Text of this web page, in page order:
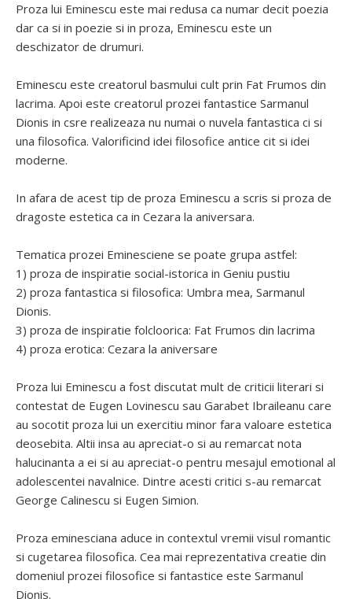
Proza lui Eminescu este mai redusa ca numar decit poezia
dar ca si in poezie si in proza, Eminescu este un
deschizator de drumuri.
Eminescu este creatorul basmului cult prin Fat Frumos din
lacrima. Apoi este creatorul prozei fantastice Sarmanul
Dionis in csre realizeaza nu numai o nuvela fantastica ci si
una filosofica. Valorificind idei filosofice antice cit si idei
moderne.
In afara de acest tip de proza Eminescu a scris si proza de
dragoste estetica ca in Cezara la aniversara.
Tematica prozei Eminesciene se poate grupa astfel:
1) proza de inspiratie social-istorica in Geniu pustiu
2) proza fantastica si filosofica: Umbra mea, Sarmanul
Dionis.
3) proza de inspiratie folcloorica: Fat Frumos din lacrima
4) proza erotica: Cezara la aniversare
Proza lui Eminescu a fost discutat mult de criticii literari si
contestat de Eugen Lovinescu sau Garabet Ibraileanu care
au socotit proza lui un exercitiu minor fara valoare estetica
deosebita. Altii insa au apreciat-o si au remarcat nota
halucinanta a ei si au apreciat-o pentru mesajul emotional al
adolescentei navalnice. Dintre acesti critici s-au remarcat
George Calinescu si Eugen Simion.
Proza eminesciana aduce in contextul vremii visul romantic
si cugetarea filosofica. Cea mai reprezentativa creatie din
domeniul prozei filosofice si fantastice este Sarmanul
Dionis.